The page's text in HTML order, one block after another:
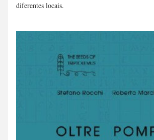
diferentes locais.